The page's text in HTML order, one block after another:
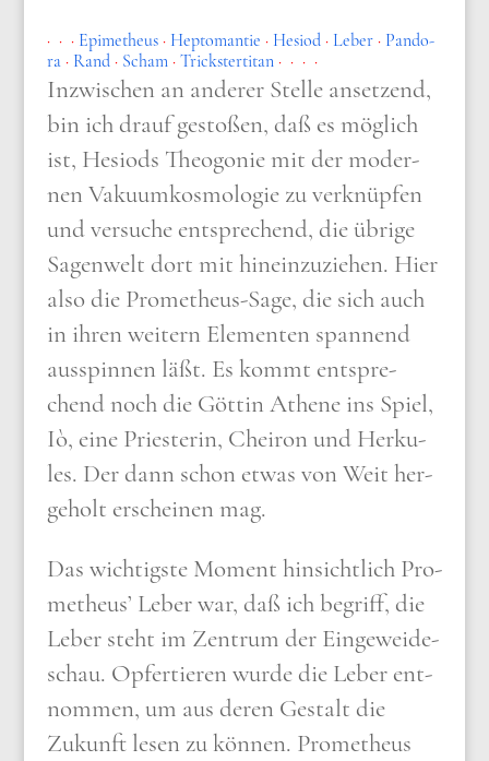
· ​· · Epi­me­theus​· Hep­to­m­an­tie · Hesi­od· Leber​· Pan­do­
ra​· Rand​· Scham· Trick­ster­ti­tan· ​· · ​·
Inzwi­schen an ande­rer Stel­le anset­zend,
bin ich drauf gesto­ßen, daß es mög­lich
ist, Hesi­ods Theo­go­nie mit der moder­
nen Vaku­um­kos­mo­lo­gie zu ver­knüp­fen
und ver­su­che ent­spre­chend, die übri­ge
Sagen­welt dort mit hin­ein­zu­zie­hen. Hier
also die Pro­me­theus-Sage, die sich auch
in ihren wei­tern Ele­men­ten span­nend
aus­spin­nen läßt. Es kommt ent­spre­
chend noch die Göt­tin Athe­ne ins Spiel,
Iò, eine Prie­ste­rin, Chei­ron und Her­ku­
les. Der dann schon etwas von Weit her­
ge­holt erschei­nen mag.
Das wich­tig­ste Moment hin­sicht­lich Pro­
me­theus’ Leber war, daß ich begriff, die
Leber steht im Zen­trum der Ein­ge­wei­de­
schau. Opfer­tie­ren wur­de die Leber ent­
nom­men, um aus deren Gestalt die
Zukunft lesen zu kön­nen. Pro­me­theus